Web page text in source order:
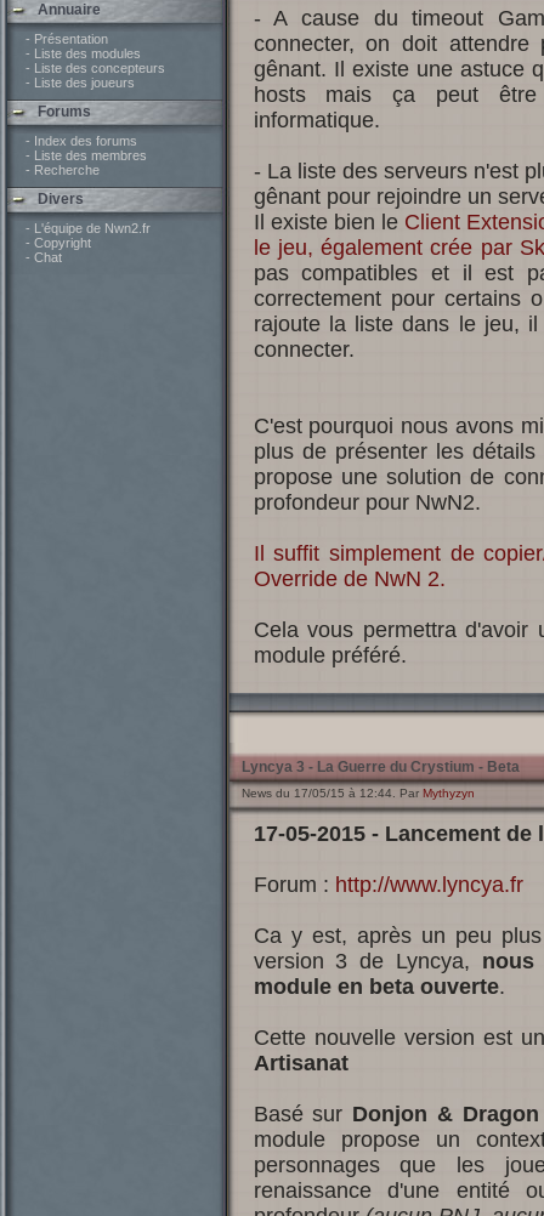
Annuaire
- Présentation
- Liste des modules
- Liste des concepteurs
- Liste des joueurs
Forums
- Index des forums
- Liste des membres
- Recherche
Divers
- L'équipe de Nwn2.fr
- Copyright
- Chat
- A cause du timeout
connecter, on doit
gênant. Il existe une astuce
hosts mais ça peut
informatique.
- La liste des serveurs n'est
gênant pour rejoindre un
Il existe bien le Client
le jeu, également crée par
pas compatibles et il est
correctement pour certains
rajoute la liste dans le jeu,
connecter.
C'est pourquoi nous avons
plus de présenter les
propose une solution de
profondeur pour NwN2.
Il suffit simplement de
Override de NwN 2.
Cela vous permettra
module préféré.
Lyncya 3 - La Guerre du Crystium - Beta
News du 17/05/15 à 12:44. Par Mythyzyn
17-05-2015 - Lancement de
Forum : http://www.lyncya.fr
Ca y est, après un peu
version 3 de Lyncya, nous
module en beta ouverte.
Cette nouvelle version est
Artisanat
Basé sur Donjon & Dragon
module propose un
personnages que les
renaissance d'une entité